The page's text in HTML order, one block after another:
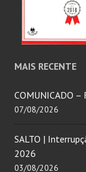
MAIS RECENTE
COMUNICADO –
07/08/2026
SALTO |
2026
03/08/2026